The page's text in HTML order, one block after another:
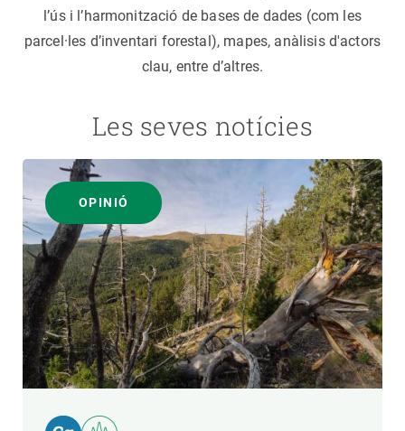
l’ús i l’harmonització de bases de dades (com les
parcel·les d’inventari forestal), mapes, anàlisis d'actors
clau, entre d’altres.
Les seves notícies
OPINIÓ